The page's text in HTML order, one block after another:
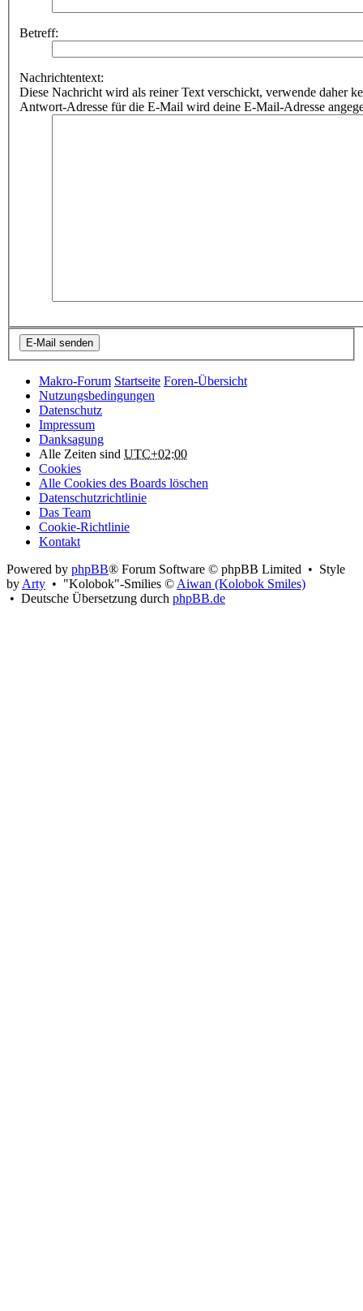
Betreff:
Nachrichtentext:
Diese Nachricht wird als reiner Text verschickt, verwende daher
Antwort-Adresse für die E-Mail wird deine E-Mail-Adresse
Makro-Forum Startseite Foren-Übersicht
Nutzungsbedingungen
Datenschutz
Impressum
Danksagung
Alle Zeiten sind UTC+02:00
Cookies
Alle Cookies des Boards löschen
Datenschutzrichtlinie
Das Team
Cookie-Richtlinie
Kontakt
Powered by phpBB® Forum Software © phpBB Limited • Style
by Arty • "Kolobok"-Smilies © Aiwan (Kolobok Smiles)
• Deutsche Übersetzung durch phpBB.de